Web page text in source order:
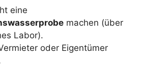
eine
machen (über
Labor).
oder Eigentümer